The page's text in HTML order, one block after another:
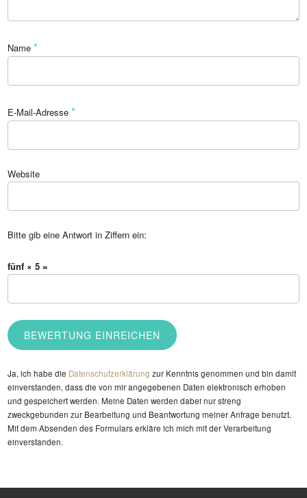
Name*
E-Mail-Adresse*
Website
Bitte gib eine Antwort in Ziffern ein:
fünf × 5 =
Ja, ich habe die Datenschutzerklärung zur Kenntnis genommen und bin damit
einverstanden, dass die von mir angegebenen Daten elektronisch erhoben
und gespeichert werden. Meine Daten werden dabei nur streng
zweckgebunden zur Bearbeitung und Beantwortung meiner Anfrage benutzt.
Mit dem Absenden des Formulars erkläre ich mich mit der Verarbeitung
einverstanden.